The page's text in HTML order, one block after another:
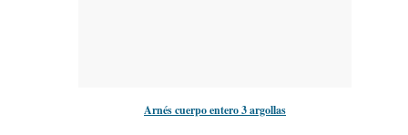
Arnés cuerpo entero 3 argollas